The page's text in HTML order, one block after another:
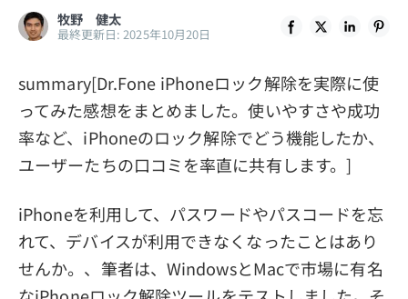
BuhoLaunchpad
その他
サポート
プライバシーポリシー
利用規約
牧野 健太
最終更新日: 2025年10月20日
summary[Dr.Fone iPhoneロック解除を実際に使
ってみた感想をまとめました。使いやすさや成功
率など、iPhoneのロック解除でどう機能したか、
ユーザーたちの口コミを率直に共有します。]
iPhoneを利用して、パスワードやパスコードを忘
れて、デバイスが利用できなくなったことはあり
せんか。、筆者は、WindowsとMacで市場に有名